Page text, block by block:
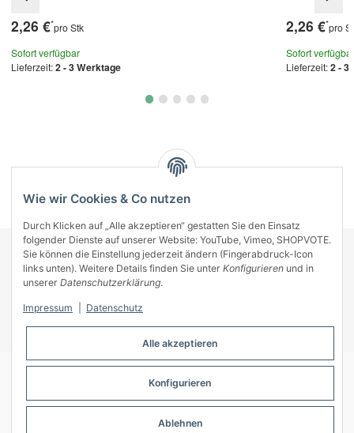
2,26 €*pro Stk
Sofort verfügbar
Lieferzeit:2 - 3 Werktage
2,26 €*pro
Sofort verfügbar
Lieferzeit:2 - 3
KONTAKT
INFORMATIONEN
ZAHLUNGSARTEN
© A-Key
Wie wir Cookies & Co nutzen
Durch Klicken auf „Alle akzeptieren“ gestatten Sie den Einsatz
folgender Dienste auf unserer Website: YouTube, Vimeo, SHOPVOTE.
Sie können die Einstellung jederzeit ändern (Fingerabdruck-Icon
links unten). Weitere Details finden Sie unter Konfigurieren und in
unserer Datenschutzerklärung.
Impressum Datenschutz
Alle akzeptieren
Konfigurieren
Ablehnen